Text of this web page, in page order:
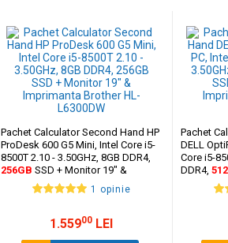
Pachet Calculator Second Hand HP
ProDesk 600 G5 Mini, Intel Core i5-
8500T 2.10 - 3.50GHz, 8GB DDR4,
256GB SSD + Monitor 19" &
Imprimanta Brother HL-L6300DW
1 opinie
1.55900 LEI
Pachet
DELL
Core i5-
DDR4,